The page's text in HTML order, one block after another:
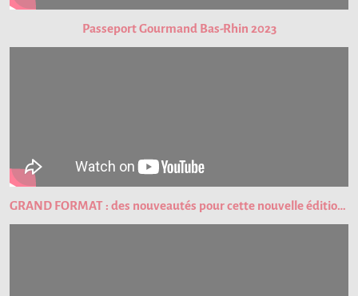
Passeport Gourmand Bas-Rhin 2023
GRAND FORMAT : des nouveautés pour cette nouvelle édition du Passeport Gourmand !